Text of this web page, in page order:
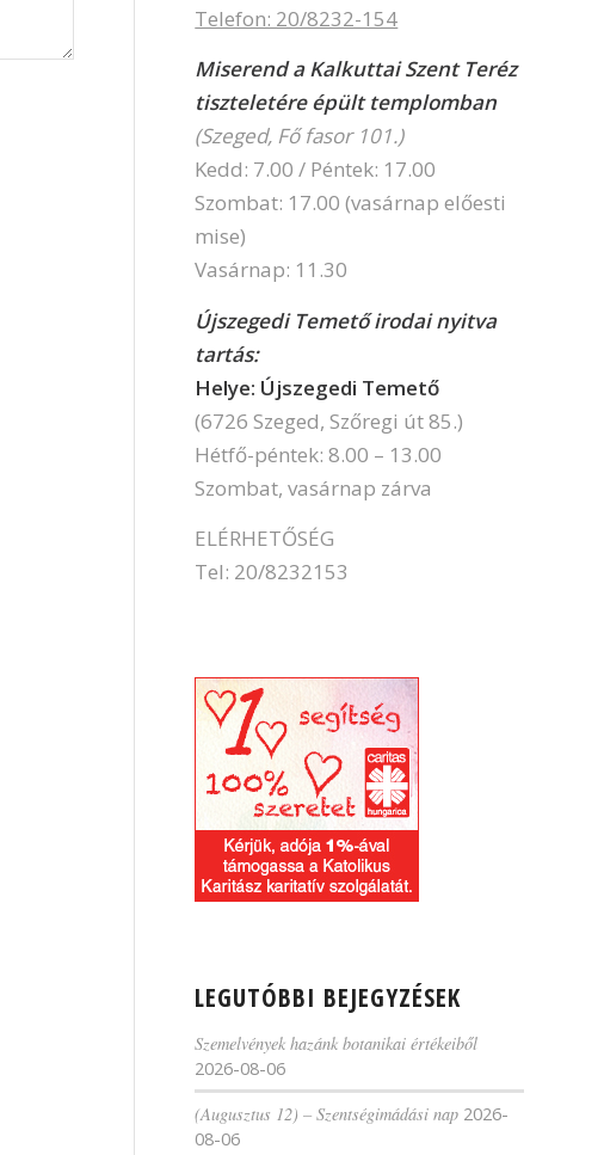
Telefon: 20/8232-154
Miserend a Kalkuttai Szent Teréz
tiszteletére épült templomban
(Szeged, Fő fasor 101.)
Kedd: 7.00 / Péntek: 17.00
Szombat: 17.00 (vasárnap előesti
mise)
Vasárnap: 11.30
Újszegedi Temető irodai nyitva
tartás:
Helye: Újszegedi Temető
(6726 Szeged, Szőregi út 85.)
Hétfő-péntek: 8.00 – 13.00
Szombat, vasárnap zárva
ELÉRHETŐSÉG
Tel: 20/8232153
LEGUTÓBBI BEJEGYZÉSEK
Szemelvények hazánk botanikai értékeiből
2026-08-06
(Augusztus 12) – Szentségimádási nap 2026-
08-06